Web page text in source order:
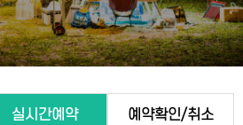
실시간예약 예약확인/취소